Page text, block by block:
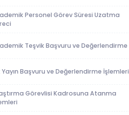
Personel Görev Süresi Uzatma
Teşvik Başvuru ve Değerlendirme
Yayın Başvuru ve Değerlendirme İşlemleri
Görevlisi Kadrosuna Atanma